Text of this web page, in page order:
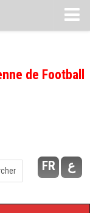
de Football
FR ع